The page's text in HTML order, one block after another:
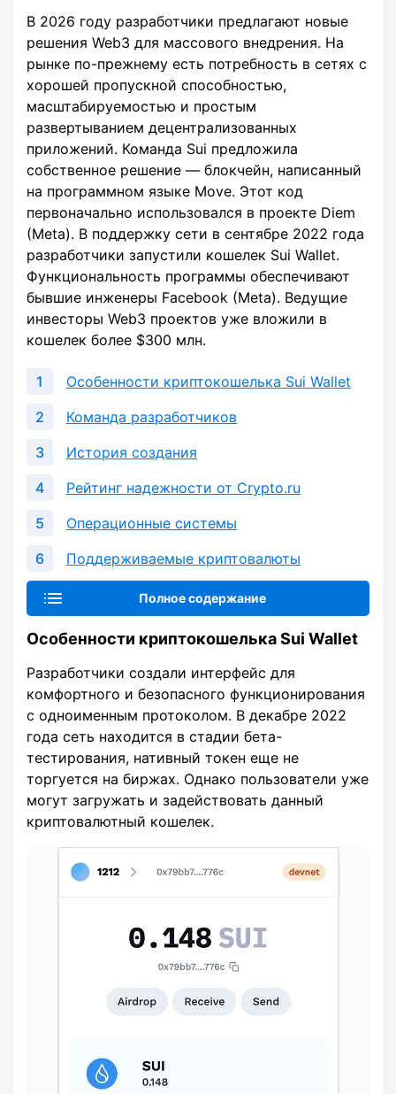
В 2026 году разработчики предлагают новые
решения Web3 для массового внедрения. На
рынке по-прежнему есть потребность в сетях с
хорошей пропускной способностью,
масштабируемостью и простым
развертыванием децентрализованных
приложений. Команда Sui предложила
собственное решение — блокчейн, написанный
на программном языке Move. Этот код
первоначально использовался в проекте Diem
(Meta). В поддержку сети в сентябре 2022 года
разработчики запустили кошелек Sui Wallet.
Функциональность программы обеспечивают
бывшие инженеры Facebook (Meta). Ведущие
инвесторы Web3 проектов уже вложили в
кошелек более $300 млн.
Особенности криптокошелька Sui Wallet
Команда разработчиков
История создания
Рейтинг надежности от Crypto.ru
Операционные системы
Поддерживаемые криптовалюты
Полное содержание
Особенности криптокошелька Sui Wallet
Разработчики создали интерфейс для
комфортного и безопасного функционирования
с одноименным протоколом. В декабре 2022
года сеть находится в стадии бета-
тестирования, нативный токен еще не
торгуется на биржах. Однако пользователи уже
могут загружать и задействовать данный
криптовалютный кошелек.